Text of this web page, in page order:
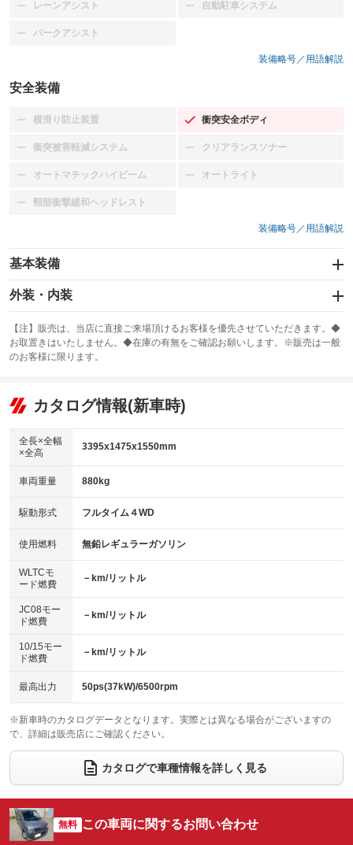
レーンアシスト
：装備なし 自動駐車システム
：装備なし
パークアシスト
：装備なし
装備略号／用語解説
安全装備
横滑り防止装置
：装備なし 衝突安全ボディ
：装備あり
衝突被害軽減システム
：装備なし クリアランスソナー
：装備なし
オートマチックハイビーム
：装備なし オートライト
：装備なし
頸部衝撃緩和ヘッドレスト
：装備なし
装備略号／用語解説
基本装備
エアバッグ：運転席/助手席
：装備あり
：装備なし
サンルーフ
：装備なし ABS
リフトアップ
：装備なし
：装備なし
パワーウィンドウ
アイドリングストップ
：装備なし
USB入力端子
：装備なし
100V電源
：装備なし
センターデフロック
：装備なし
電動格納ミラー
：装備あり
外装・内装
カーナビ：SDナビ
：装備あり
TV：ワンセグ
：装備あり
ビジュアル：-／DVD再生
：装備あり
：装備あり
革シート
キーレス
HID(キセノンライト)
：装備あり
バックカメラ
：装備あり
エアロ
：装備あり
：装備なし
パワーシート
ベンチシート
：装備あり
チップアップシート
：装備なし
：装備なし ：装備あり
ウォークスルー
：装備なし
電動リアゲート フロントカメラ
：装備なし
：装備なし ：装備なし
サイドカメラ
：装備なし ルーフレール
：装備なし
【注】販売は、当店に直接ご来場頂けるお客様を優先させていただきます。◆
お取置きはいたしません。◆在庫の有無をご確認お願いします。※販売は一般
のお客様に限ります。
カタログ情報(新車時)
全長×全幅
×全高
3395x1475x1550mm
車両重量 880kg
駆動形式 フルタイム４WD
使用燃料 無鉛レギュラーガソリン
WLTCモ
ード燃費
－km/リットル
JC08モー
ド燃費
－km/リットル
10/15モー
ド燃費
－km/リットル
最高出力 50ps(37kW)/6500rpm
※新車時のカタログデータとなります。実際とは異なる場合がございますの
で、詳細は販売店にご確認ください。
カタログで車種情報を詳しく見る
無料 この車両に関するお問い合わせ